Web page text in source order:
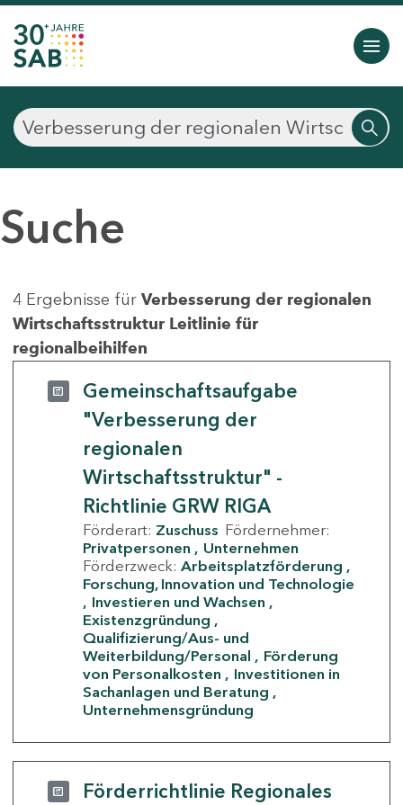
Suche
4 Ergebnisse für Verbesserung der regionalen
Wirtschaftsstruktur Leitlinie für
regionalbeihilfen
Gemeinschaftsaufgabe
"Verbesserung der
regionalen
Wirtschaftsstruktur" -
Richtlinie GRW RIGA
Förderart: Zuschuss Fördernehmer:
Privatpersonen
Unternehmen
Förderzweck: Arbeitsplatzförderung
Forschung, Innovation und Technologie
Investieren und Wachsen
Existenzgründung
Qualifizierung/Aus- und
Weiterbildung/Personal
Förderung
von Personalkosten
Investitionen in
Sachanlagen und Beratung
Unternehmensgründung
Förderrichtlinie Regionales